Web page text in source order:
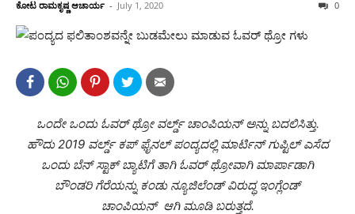
ಕೋಟ ರಾಮಕೃಷ್ಣ ಆಚಾರ್ಯ - July 1, 2020 0
ಒಂದೇ ಒಂದು ಓವರ್ ಥ್ರೋ ವರ್ಲ್ಡ್ ಚಾಂಪಿಯನ್ ಅನ್ನು ಬದಲಿಸಿತ್ತು.
ಹೌದು 2019 ವರ್ಲ್ಡ್ ಕಪ್ ಫೈನಲ್ ಪಂದ್ಯದಲ್ಲಿ ಮಾರ್ಟಿನ್ ಗುಪ್ಟಿಲ್ ಎಸೆದ
ಒಂದು ಬೆನ್ ಸ್ಟಾಕ್ ಬ್ಯಾಟಿಗೆ ತಾಗಿ ಓವರ್ ಥ್ರೋವಾಗಿ ಮಾರ್ಪಾಡಾಗಿ
ಬೌಂಡರಿ ಗೆರೆಯನ್ನು ಕಂಡು ನ್ಯೂಜಿಲೆಂಡ್ ವಿರುದ್ಧ ಇಂಗ್ಲೆಂಡ್
ಚಾಂಪಿಯನ್ ಆಗಿ ಮೂಡಿ ಬರುತ್ತದೆ.